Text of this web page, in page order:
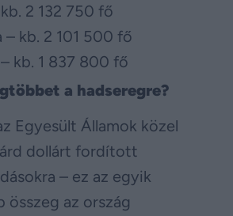
2 132 750 fő
– kb. 2 101 500 fő
kb. 1 837 800 fő
a hadseregre?
Egyesült Államok közel
dollárt fordított
– ez az egyik
összeg az ország